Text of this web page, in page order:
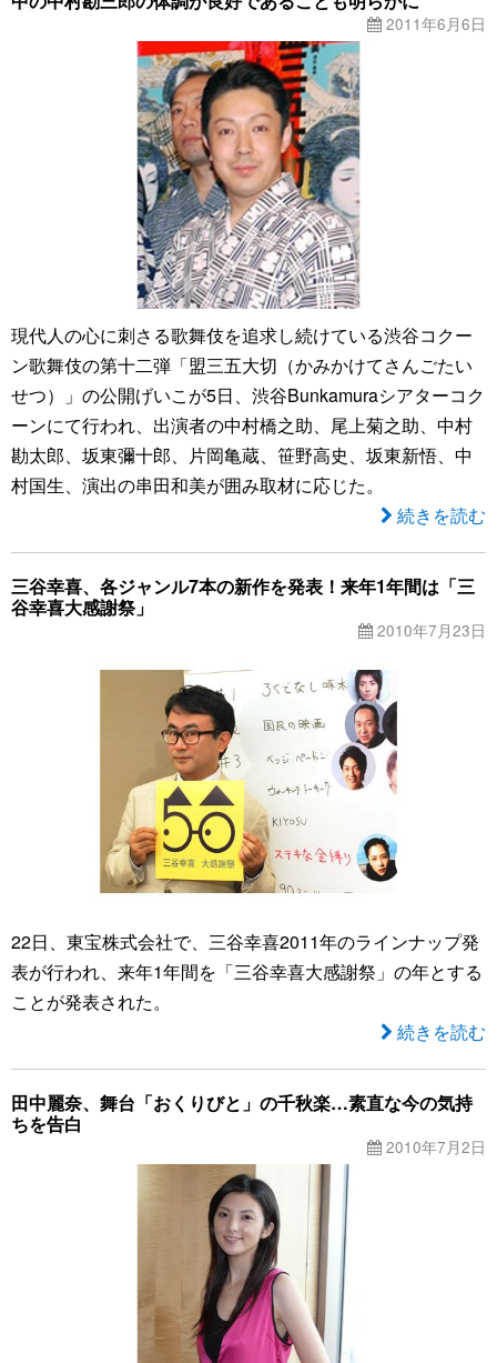
2011年6月6日
現代人の心に刺さる歌舞伎を追求し続けている渋谷コクー
ン歌舞伎の第十二弾「盟三五大切（かみかけてさんごたい
せつ）」の公開げいこが5日、渋谷Bunkamuraシアターコク
ーンにて行われ、出演者の中村橋之助、尾上菊之助、中村
勘太郎、坂東彌十郎、片岡亀蔵、笹野高史、坂東新悟、中
村国生、演出の串田和美が囲み取材に応じた。
続きを読む
三谷幸喜、各ジャンル7本の新作を発表！来年1年間は「三
谷幸喜大感謝祭」
2010年7月23日
22日、東宝株式会社で、三谷幸喜2011年のラインナップ発
表が行われ、来年1年間を「三谷幸喜大感謝祭」の年とする
ことが発表された。
続きを読む
田中麗奈、舞台「おくりびと」の千秋楽…素直な今の気持
ちを告白
2010年7月2日